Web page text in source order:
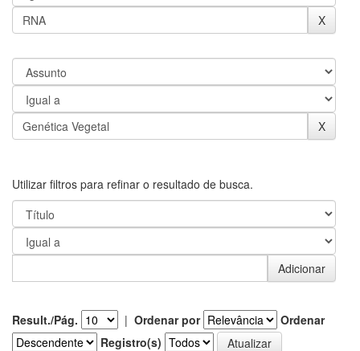
Utilizar filtros para refinar o resultado de busca.
Result./Pág. | Ordenar por
Ordenar
Registro(s)